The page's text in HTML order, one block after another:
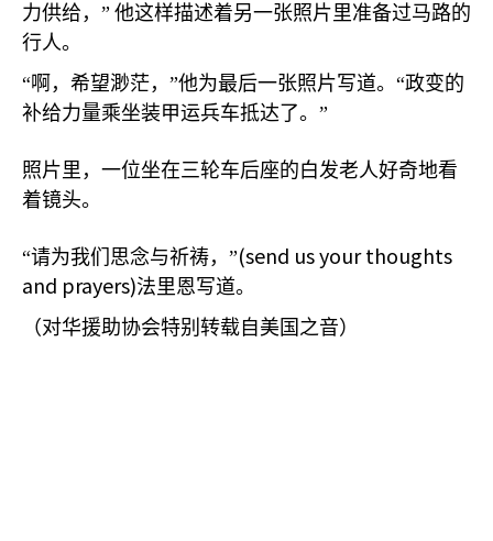
力供给，” 他这样描述着另一张照片里准备过马路的
行人。
“啊，希望渺茫，”他为最后一张照片写道。“政变的
补给力量乘坐装甲运兵车抵达了。”
照片里，一位坐在三轮车后座的白发老人好奇地看
着镜头。
“请为我们思念与祈祷，”(send us your thoughts
and prayers)法里恩写道。
（对华援助协会特别转载自美国之音）